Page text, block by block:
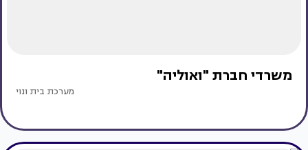
משרדי חברת "ואוליה"
מערכת בית ונוי